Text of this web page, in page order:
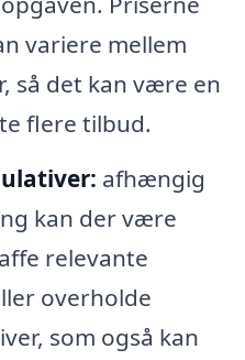
variere mellem
så det kan være en
flere tilbud.
afhængig
kan der være
relevante
overholde
som også kan